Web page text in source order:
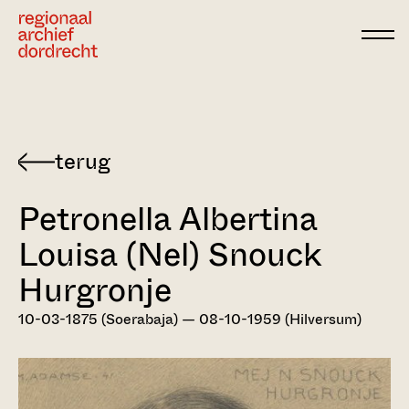
Terug
Dordts
biografisch
woordenboek
Petronella Albertina
Louisa (Nel) Snouck
Hurgronje
10-03-1875 (Soerabaja) — 08-10-1959 (Hilversum)